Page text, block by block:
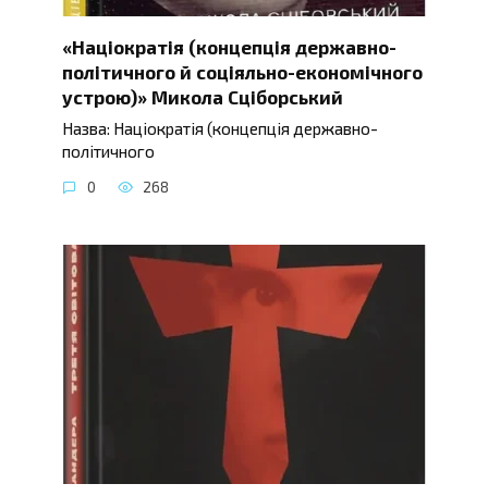
«Націократія (концепція державно-
політичного й соціяльно-економічного
устрою)» Микола Сціборський
Назва: Націократія (концепція державно-
політичного
0 268